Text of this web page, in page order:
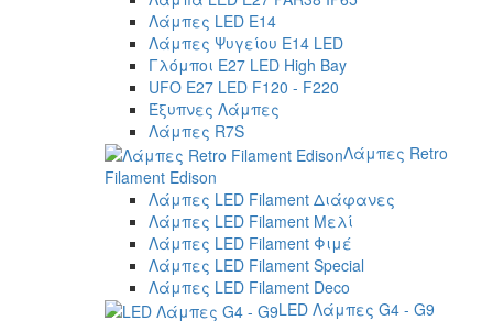
Λάμπες LED E14
Λάμπες Ψυγείου E14 LED
Γλόμποι E27 LED High Bay
UFO E27 LED F120 - F220
Έξυπνες Λάμπες
Λάμπες R7S
Λάμπες Retro
Filament Edison
Λάμπες LED Filament Διάφανες
Λάμπες LED Filament Μελί
Λάμπες LED Filament Φιμέ
Λάμπες LED Filament Special
Λάμπες LED Filament Deco
LED Λάμπες G4 - G9